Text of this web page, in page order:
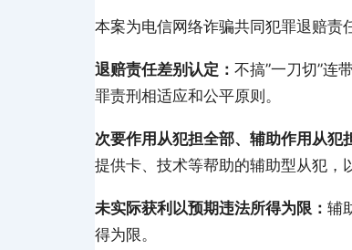
本案为电信网络诈骗共同犯罪退赔责
退赔责任差别认定： 不搞”一刀切”连
罪责刑相适应和公平原则。
次要作用从犯担全部、辅助作用从犯
提供卡、技术等帮助的辅助型从犯，
未实际获利以预期违法所得为限： 辅
得为限。